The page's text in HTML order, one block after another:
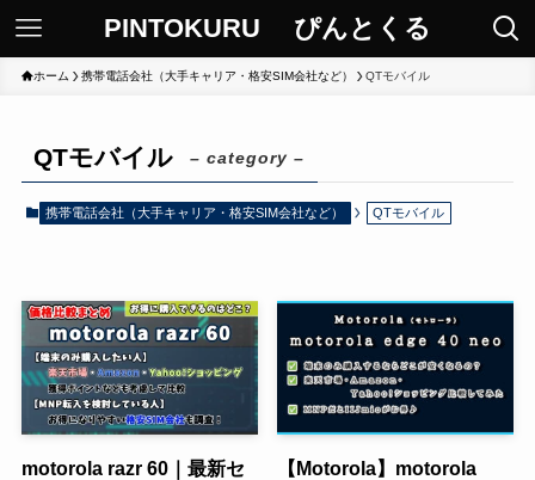
PINTOKURU ぴんとくる
ホーム 携帯電話会社（大手キャリア・格安SIM会社など） QTモバイル
QTモバイル – category –
携帯電話会社（大手キャリア・格安SIM会社など） QTモバイル
motorola razr 60｜最新セ
【Motorola】motorola